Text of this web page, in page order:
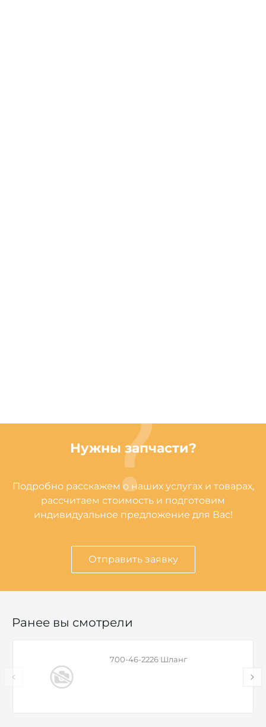
Нужны запчасти?
Подробно расскажем о наших услугах и товарах,
рассчитаем стоимость и подготовим
индивидуальное предложение для Вас!
Отправить заявку
Ранее вы смотрели
700-46-2226 Шланг